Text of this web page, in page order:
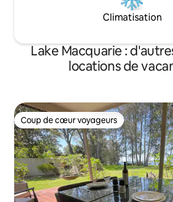
Climatisation
Lake Macquarie :
locations de
Coup de cœur voyageurs
Coup de cœur voyageurs